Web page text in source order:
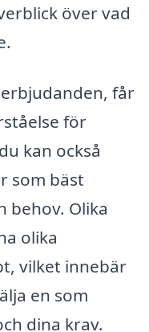
över vad
får
för
kan också
som bäst
behov. Olika
olika
vilket innebär
en som
dina krav.